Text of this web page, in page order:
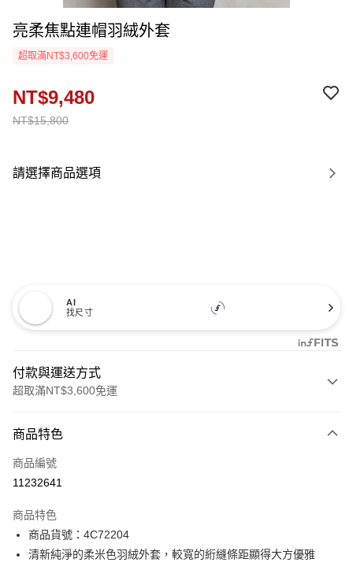
亮柔焦點連帽羽絨外套
超取滿NT$3,600免運
NT$15,800
NT$9,480
請選擇商品選項
AI
找尺寸
付款與運送方式
超取滿NT$3,600免運
信用卡一次付款
信用卡分期付款
合作金庫商業銀行
華南商業銀行
上海商業儲蓄銀行
台北富邦商業銀行
LINE Pay
Apple Pay
商品特色
商品編號
11232641
商品特色
商品貨號：4C72204
清新純淨的柔米色羽絨外套，較寬的絎縫條距顯得大方優雅